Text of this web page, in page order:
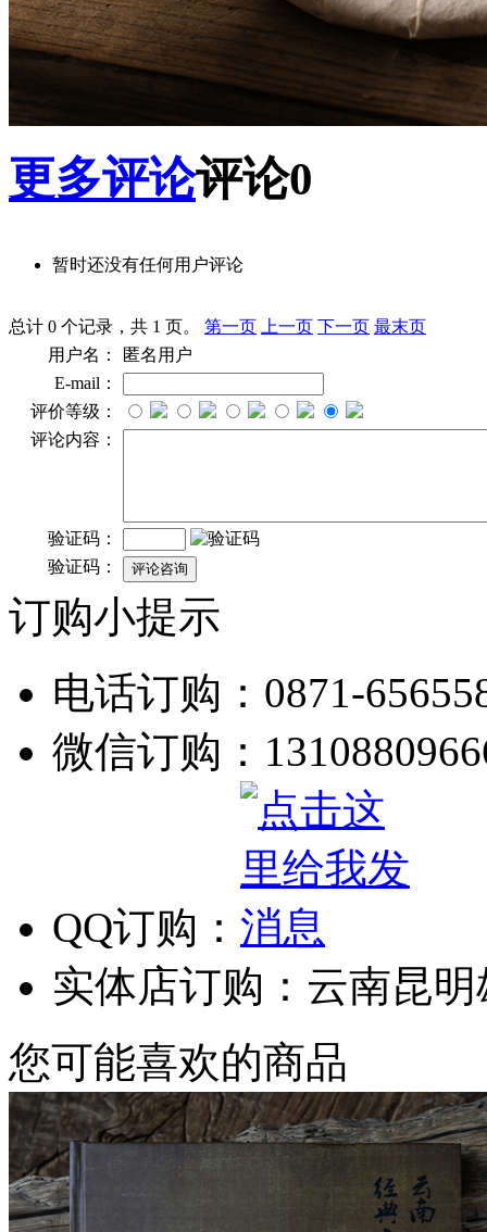
更多评论评论0
暂时还没有任何用户评论
总计 0 个记录，共 1 页。 第一页 上一页 下一页 最末页
用户名：
匿名用户
E-mail：
评价等级：
评论内容：
验证码：
验证码：
订购小提示
电话订购：0871-
微信订购：
QQ订购：
实体店订购：云南昆
您可能喜欢的商品